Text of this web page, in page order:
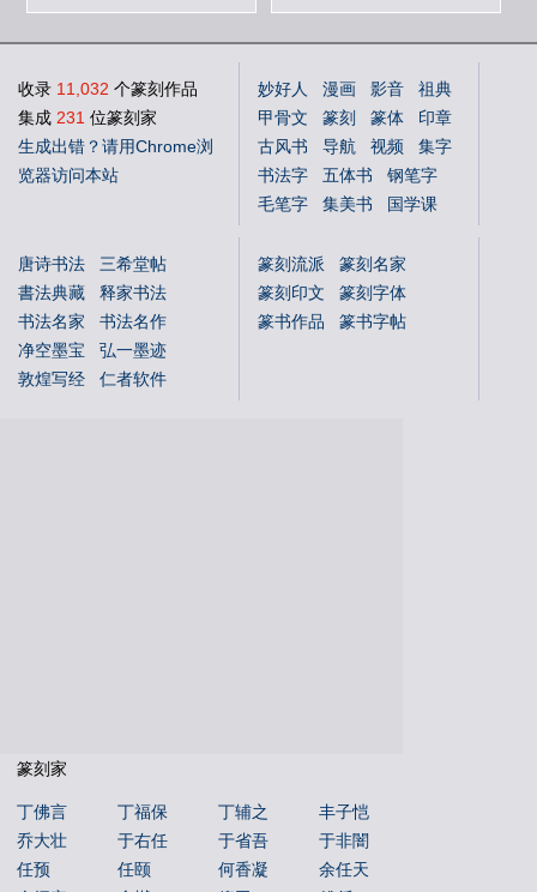
收录 11,032 个篆刻作品
集成 231 位篆刻家
生成出错？请用Chrome浏
览器访问本站
妙好人 漫画 影音
祖典
甲骨文
篆刻 篆体
印章
古风书
导航 视频
集字
书法字
五体书
钢笔字
毛笔字
集美书
国学课
唐诗书法
三希堂帖
書法典藏
释家书法
书法名家
书法名作
净空墨宝
弘一墨迹
敦煌写经
仁者软件
篆刻流派
篆刻名家
篆刻印文
篆刻字体
篆书作品
篆书字帖
篆刻家
丁佛言 丁福保 丁辅之
丰子恺
乔大壮
于右任 于省吾
于非闇
任预
任颐 何香凝
余任天